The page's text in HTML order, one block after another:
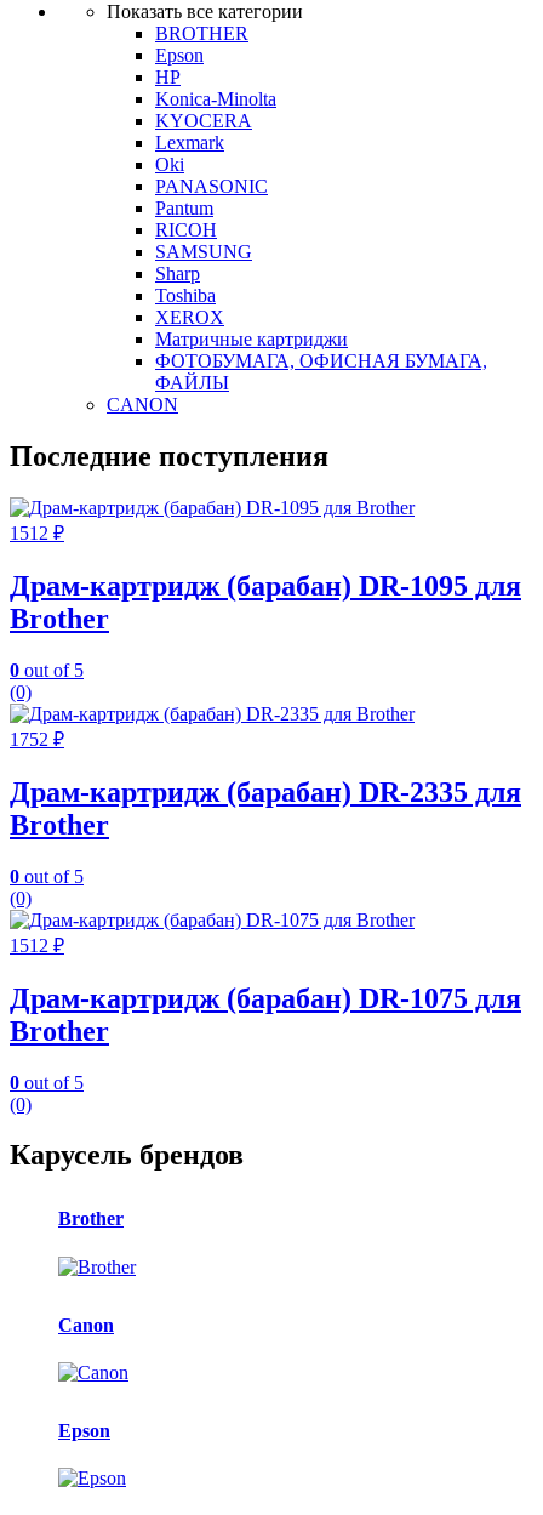
Показать все категории
BROTHER
Epson
HP
Konica-Minolta
KYOCERA
Lexmark
Oki
PANASONIC
Pantum
RICOH
SAMSUNG
Sharp
Toshiba
XEROX
Матричные картриджи
ФОТОБУМАГА, ОФИСНАЯ БУМАГА,
ФАЙЛЫ
CANON
Последние поступления
1512 ₽
Драм-картридж (барабан) DR-1095 для
Brother
0 out of 5
(0)
1752 ₽
Драм-картридж (барабан) DR-2335 для
Brother
0 out of 5
(0)
1512 ₽
Драм-картридж (барабан) DR-1075 для
Brother
0 out of 5
(0)
Карусель брендов
Brother
Canon
Epson